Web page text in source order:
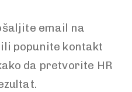
email na
ili popunite kontakt
da pretvorite HR